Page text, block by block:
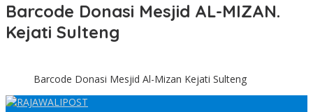
Barcode Donasi Mesjid AL-MIZAN.
Kejati Sulteng
Barcode Donasi Mesjid Al-Mizan Kejati Sulteng